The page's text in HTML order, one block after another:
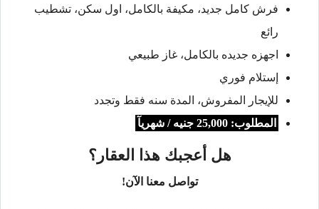
فرش كامل جديد، مكيفة بالكامل، اول سكن، تشطيب
رائع
اجهزه جديده بالكامل، غاز طبيعي
إستلام فوري
للإيجار المفروش، المدة سنه فقط وتجدد
المطلوب: 25,000 جنيه / شهريآ
هل أعجبك هذا العقار؟
تواصل معنا الآن!